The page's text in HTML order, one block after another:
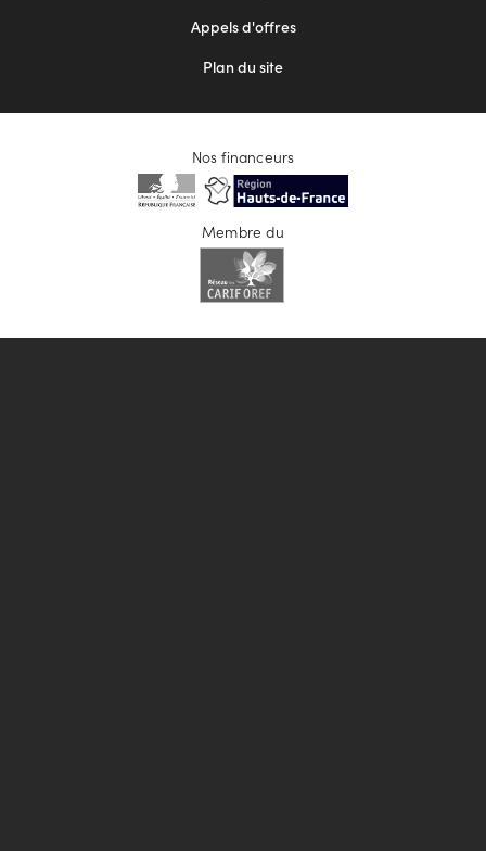
Appels d'offres
Plan du site
Nos financeurs
Membre du